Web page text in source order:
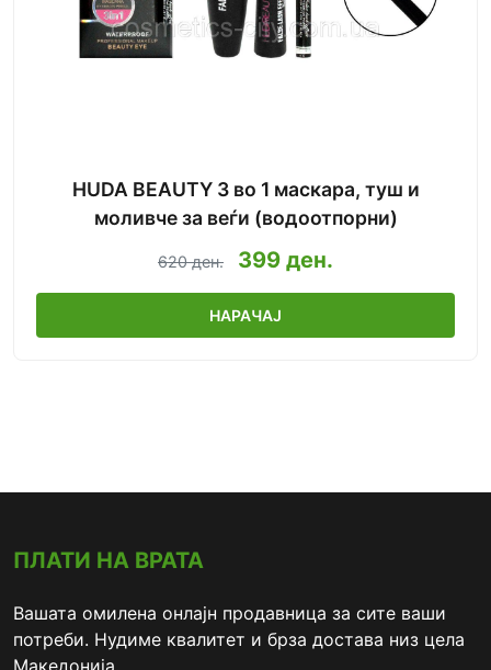
HUDA BEAUTY 3 во 1 маскара, туш и
моливче за веѓи (водоотпорни)
620 ден. 399 ден.
НАРАЧАЈ
ПЛАТИ НА ВРАТА
Вашата омилена онлајн продавница за сите ваши
потреби. Нудиме квалитет и брза достава низ цела
Македонија.